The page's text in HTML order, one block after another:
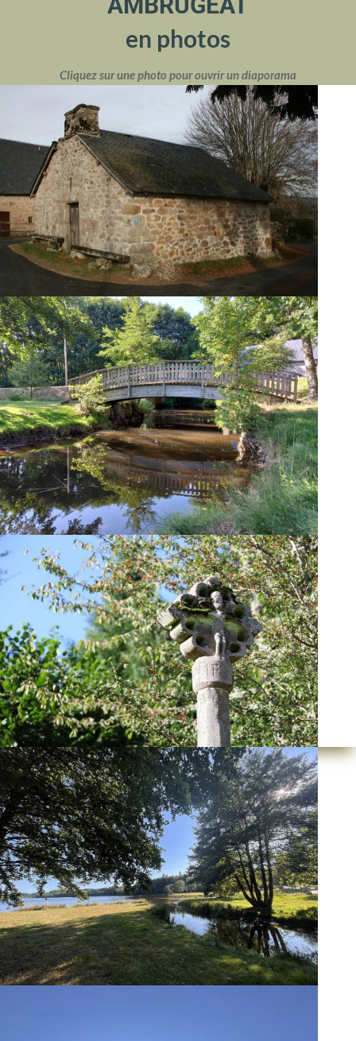
en photos
Cliquez sur une photo pour ouvrir un diaporama